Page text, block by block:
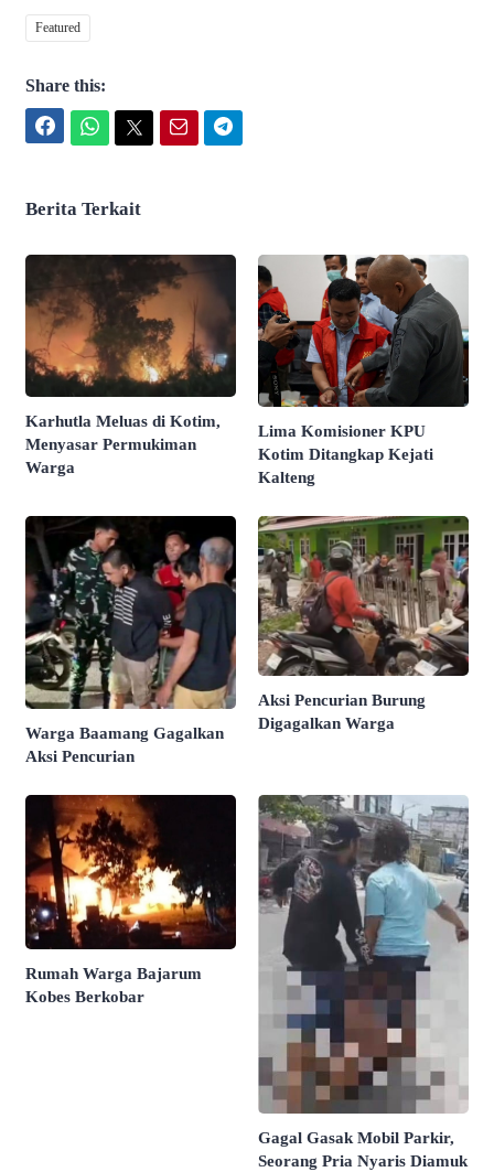
Featured
Share this:
Berita Terkait
Karhutla Meluas di Kotim,
Menyasar Permukiman
Warga
Lima Komisioner KPU
Kotim Ditangkap Kejati
Kalteng
Warga Baamang Gagalkan
Aksi Pencurian
Aksi Pencurian Burung
Digagalkan Warga
Rumah Warga Bajarum
Kobes Berkobar
Gagal Gasak Mobil Parkir,
Seorang Pria Nyaris Diamuk